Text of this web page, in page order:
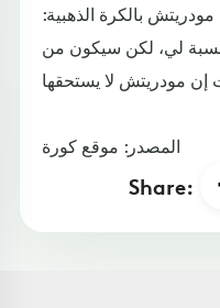
بالكرة الذهبية:
لي، لكن سيكون من
المصدر: موقع كورة
Share: